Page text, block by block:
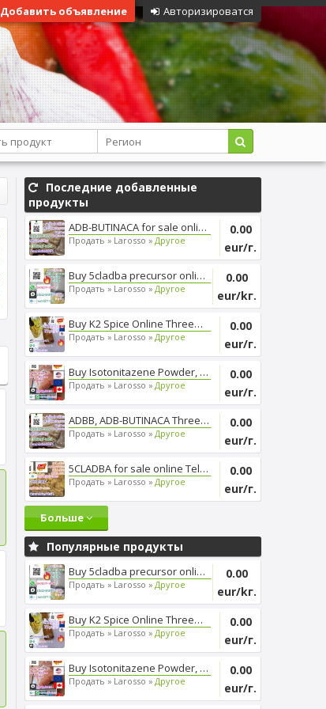
Авторизироватся
Добавить объявление
Последние добавленные
продукты
ADB-BUTINACA for sale online, ...
Продать » Larosso » Другое
0.00
eur/г.
Buy 5cladba precursor online, ...
Продать » Larosso » Другое
0.00
eur/kг.
Buy K2 Spice Online Threema_ZX...
Продать » Larosso » Другое
0.00
eur/г.
Buy Isotonitazene Powder, Thre...
Продать » Larosso » Другое
0.00
eur/г.
ADBB, ADB-BUTINACA Threema_ZX6...
Продать » Larosso » Другое
0.00
eur/г.
5CLADBA for sale online Telegr...
Продать » Larosso » Другое
0.00
eur/г.
Больше
Популярные продукты
Buy 5cladba precursor online, ...
Продать » Larosso » Другое
0.00
eur/kг.
Buy K2 Spice Online Threema_ZX...
Продать » Larosso » Другое
0.00
eur/г.
Buy Isotonitazene Powder, Thre...
Продать » Larosso » Другое
0.00
eur/г.